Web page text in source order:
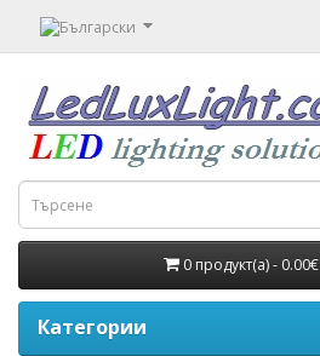
0 продукт(а) -
Категории